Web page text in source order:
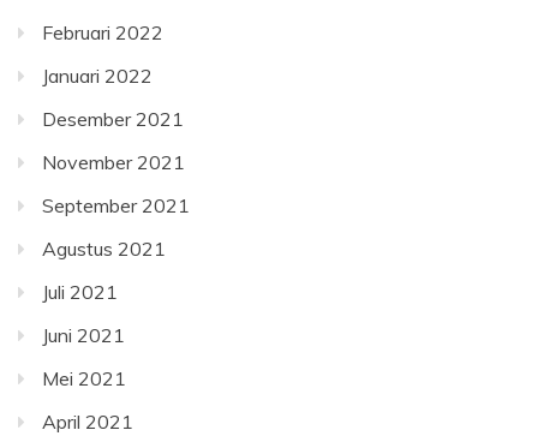
Februari 2022
Januari 2022
Desember 2021
November 2021
September 2021
Agustus 2021
Juli 2021
Juni 2021
Mei 2021
April 2021